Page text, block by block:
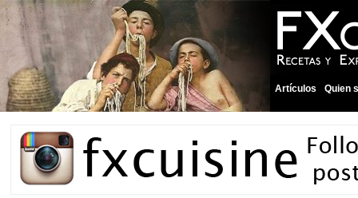
Artículos Quien